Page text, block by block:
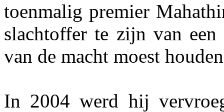
toenmalig premier
slachtoffer te zijn van
van de macht moest
In 2004 werd hij